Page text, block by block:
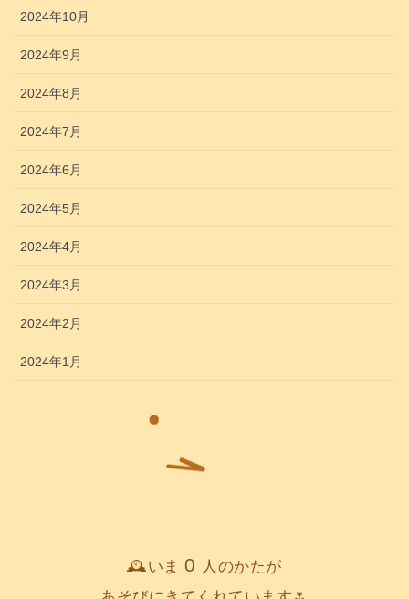
2024年10月
2024年9月
2024年8月
2024年7月
2024年6月
2024年5月
2024年4月
2024年3月
2024年2月
2024年1月
🕰️いま0 人のかたが